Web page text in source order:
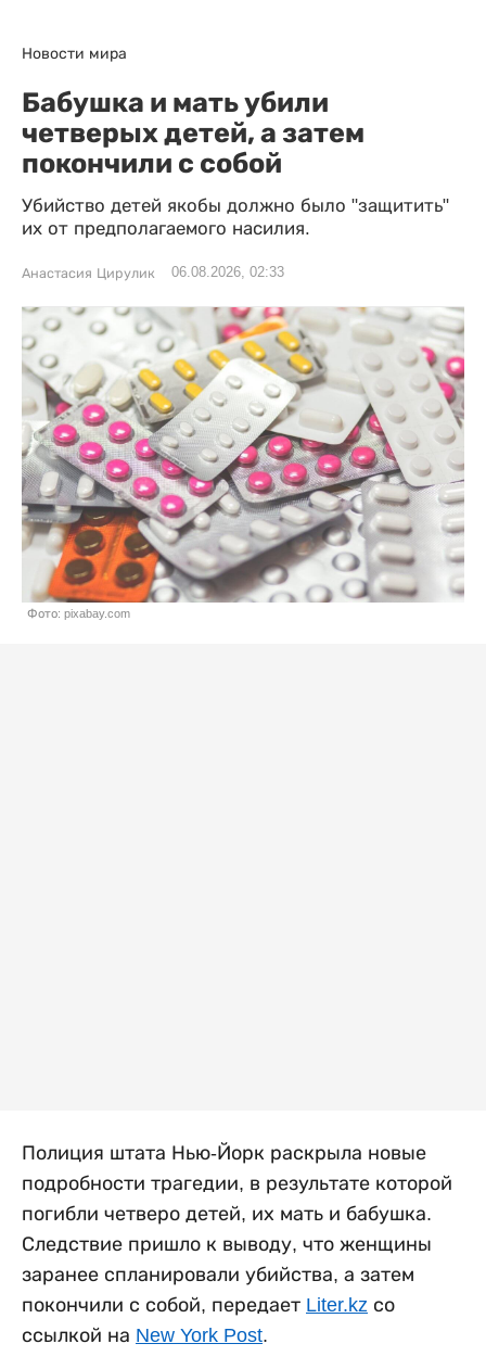
Новости мира
Бабушка и мать убили
четверых детей, а затем
покончили с собой
Убийство детей якобы должно было "защитить"
их от предполагаемого насилия.
Анастасия Цирулик 06.08.2026, 02:33
Фото: pixabay.com
Полиция штата Нью-Йорк раскрыла новые
подробности трагедии, в результате которой
погибли четверо детей, их мать и бабушка.
Следствие пришло к выводу, что женщины
заранее спланировали убийства, а затем
покончили с собой, передает Liter.kz со
ссылкой на New York Post.